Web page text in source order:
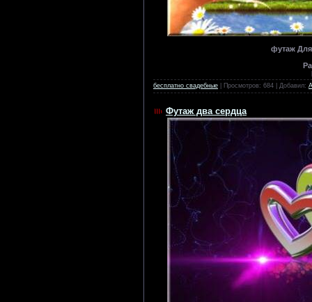
футаж
бесплатно свадебные | Просмотров: 684 | Добавил:
Футаж два сердца